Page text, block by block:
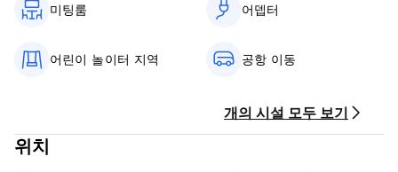
어린이 안전 구역을 갖춘 넓고 맑고 푸른 수영장을 갖추고 있습니
Bare Hill은 뛰어난 궁전 외관과 혁신적인 건축 디자인으로
Kyrenia 마을의 풍경에 독특한 흔적을 남깁니다. 푸른 지중해가
미팅룸 어뎁터
어린이 놀이터 지역 공항 이동
개의 시설 모두 보기
위치